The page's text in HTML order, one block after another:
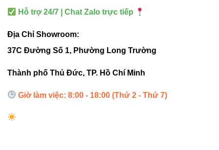
Góc
15-30° (phân tán, ít chính
IP66 IP44 hoặc thấp hơn
giờ
Hỗ trợ 24/7 | Chat Zalo trực tiếp
Địa Chỉ Showroom:
37C Đường Số 1, Phường Long Trường
Thành phố Thủ Đức, TP. Hồ Chí Minh
Giờ làm việc: 8:00 - 18:00 (Thứ 2 - Thứ 7)